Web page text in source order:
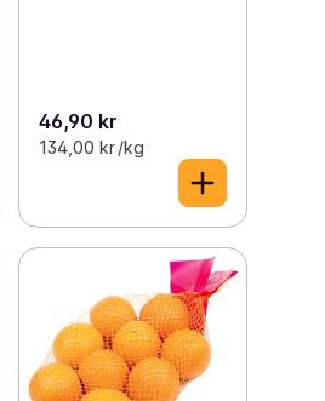
46,90 kr
134,00 kr /kg